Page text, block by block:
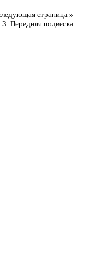
страница »
Передняя подвеска